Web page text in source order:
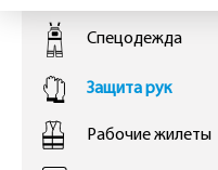
Спецодежда
Защита рук
Рабочие жилеты